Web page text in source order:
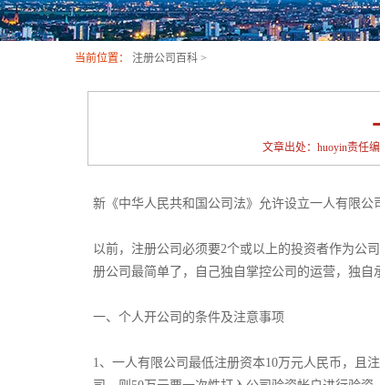
当前位置： 注册公司百科 >
文章出处：huoyin责任
新《中华人民共和国公司法》允许设立一人有限公
以前，注册公司必须要2个或以上的投资者作为公
册公司最简单了，自己独自掌控公司的运营，独自
一、个人开公司的条件及注意事项
1、一人有限公司最低注册资本10万元人民币，且